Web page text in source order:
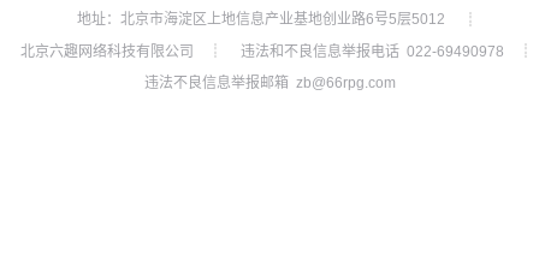
地址：北京市海淀区上地信息产业基地创业路6号5层5012
┊
北京六趣网络科技有限公司
┊ 违法和不良信息举报电话 022-69490978
┊
违法不良信息举报邮箱 zb@66rpg.com